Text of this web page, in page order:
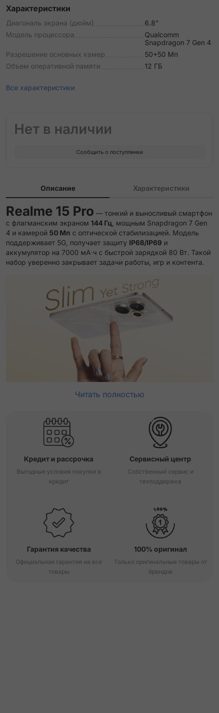
Характеристики
Диагональ экрана (дюйм)
6.8"
Модель процессора
Qualcomm
Snapdragon 7 Gen 4
Разрешение основных камер
50+50 Мп
Объем оперативной памяти
12 ГБ
Все характеристики
Нет в наличии
Сообщить о поступлении
Описание Характеристики
Realme 15 Pro — тонкий и выносливый смартфон
с флагманским экраном 144 Гц , мощным Snapdragon 7 Gen
4 и камерой 50 Мп с оптической стабилизацией. Модель
поддерживает 5G, получает защиту IP68/IP69 и
аккумулятор на 7000 мА·ч с быстрой зарядкой 80 Вт. Такой
набор уверенно закрывает задачи работы, игр и контента.
Читать полностью
Кредит и рассрочка
Выгодные условия покупки в
кредит
Сервисный центр
Собственный сервис и
техподдержка
Гарантия качества
Официальная гарантия на все
товары
100% оригинал
Только оригинальные товары от
брендов